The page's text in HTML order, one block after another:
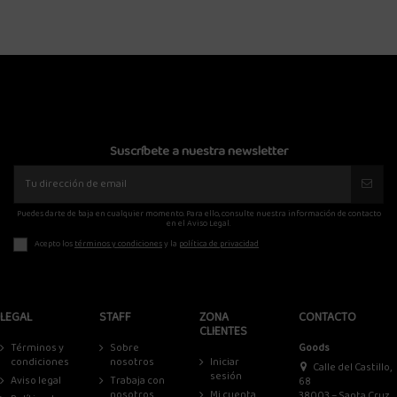
Suscríbete a nuestra newsletter
Puedes darte de baja en cualquier momento. Para ello, consulte nuestra información de contacto
en el Aviso Legal.
Acepto lostérminos y condicionesy la política de privacidad
LEGAL
Términos y
condiciones
Aviso legal
STAFF
Sobre
nosotros
Trabaja con
ZONA
CLIENTES
Iniciar
sesión
CONTACTO
Goods
Calle del Castillo,
68